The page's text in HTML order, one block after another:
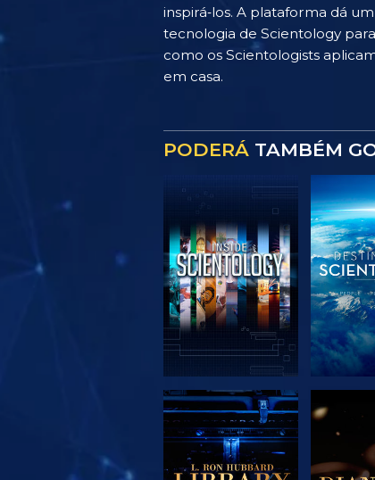
inspirá‑los. A plataforma dá
tecnologia de Scientology
como os Scientologists
em casa.
PODERÁ TAMBÉM
EXPLORAR A
SÉRIE